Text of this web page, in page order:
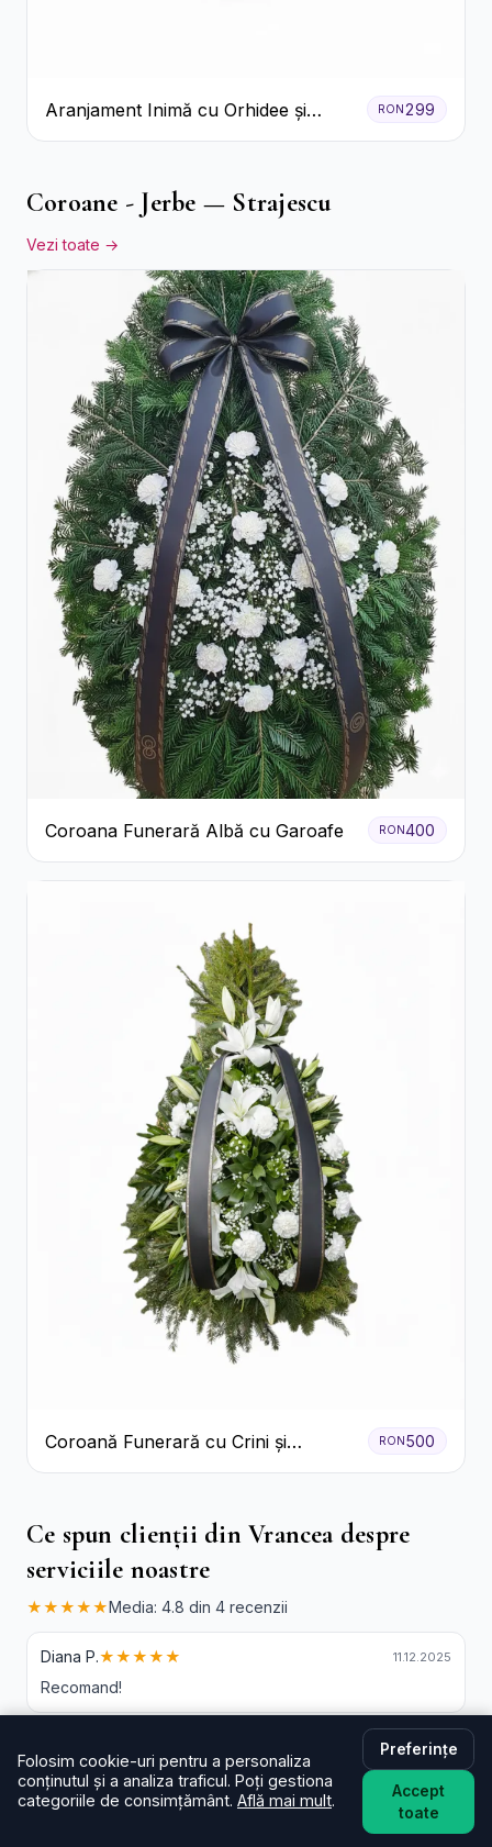
Aranjament Inimă cu Orhidee și
Floarea Miresei
RON 299
Coroane - Jerbe — Strajescu
Vezi toate →
Coroana Funerară Albă cu Garoafe RON 400
Coroană Funerară cu Crini și
Garoafe Albe
RON 500
Ce spun clienții din Vrancea despre
serviciile noastre
★★★★★Media: 4.8 din 4 recenzii
Diana P.★★★★★ 11.12.2025
Recomand!
Danut s.★★★★★ 04.12.2025
29.11.2025
Folosim cookie-uri pentru a personaliza
conținutul și a analiza traficul. Poți gestiona
categoriile de consimțământ. Află mai mult.
Preferințe
Accept
toate